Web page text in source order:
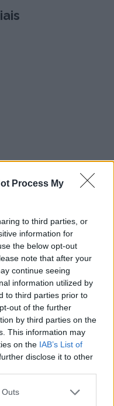
Process My
to third parties, or
information for
the below opt-out
note that after your
continue seeing
information utilized by
to third parties prior to
out of the further
by third parties on the
This information may
on the IAB’s List of
disclose it to other
Outs
e